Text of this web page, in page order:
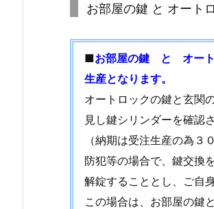
場
の
交
換
1.
1.
2.
1.
お
お部屋の鍵 と オート
■お部屋の鍵 と オート
生産となります。
オートロックの鍵と玄関
見し鍵シリンダーを確認
（納期は受注生産の為３
防犯等の場合で、鍵交換
解錠することとし、ご自
この場合は、お部屋の鍵